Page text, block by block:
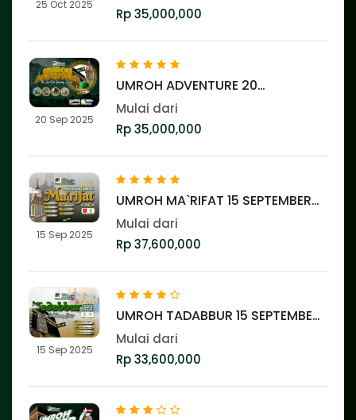
25 Oct 2025
Rp 35,000,000
20 Sep 2025
UMROH ADVENTURE 20
SEPTEMBER 2025 ⭐️⭐️⭐️⭐️⭐️
Mulai dari
Rp 35,000,000
15 Sep 2025
UMROH MA`RIFAT 15 SEPTEMBER
2025 ⭐️⭐️⭐️⭐️⭐️
Mulai dari
Rp 37,600,000
15 Sep 2025
UMROH TADABBUR 15 SEPTEMBER
2025 ⭐️⭐️⭐️⭐️
Mulai dari
Rp 33,600,000